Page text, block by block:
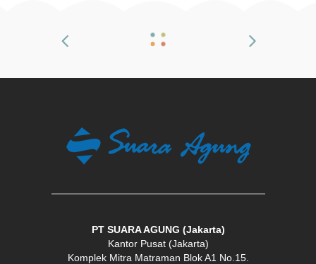
PT SUARA AGUNG (Jakarta)
Kantor Pusat (Jakarta)
Komplek Mitra Matraman Blok A1 No.15.